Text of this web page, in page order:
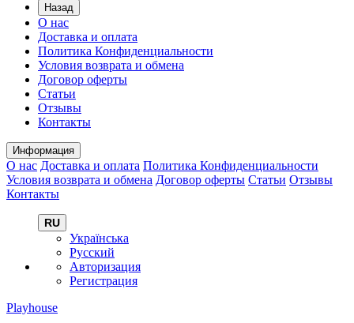
Назад
О нас
Доставка и оплата
Политика Конфиденциальности
Условия возврата и обмена
Договор оферты
Статьи
Отзывы
Контакты
Информация
О нас Доставка и оплата Политика Конфиденциальности
Условия возврата и обмена Договор оферты Статьи Отзывы
Контакты
RU
Українська
Русский
Авторизация
Регистрация
Playhouse